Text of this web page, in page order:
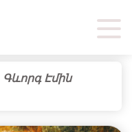
Գևորգ Էմին